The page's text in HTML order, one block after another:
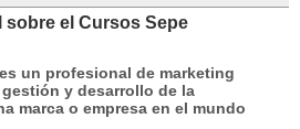
sobre el Cursos Sepe
un profesional de marketing
gestión y desarrollo de la
marca o empresa en el mundo